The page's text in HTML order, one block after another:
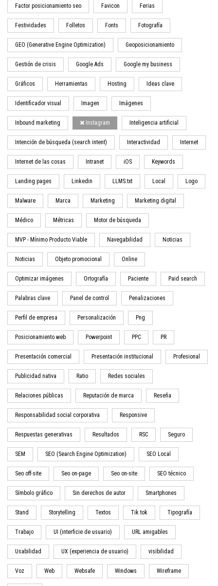
Factor posicionamiento seo Favicon Ferias
Festividades Folletos Fonts Fotografía
GEO (Generative Engine Optimization) Geoposicionamiento
Gestión de crisis Google Ads Google my business
Gráficos Herramientas Hosting Ideas clave
Identificador visual Imagen Imágenes
Inbound marketing Instagram Inteligencia artificial
Intención de búsqueda (search intent) Interactividad Internet
Internet de las cosas Intranet iOS Keywords
Landing pages Linkedin LLMS.txt Local Logo
Malware Marca Marketing Marketing digital
Médico Métricas Motor de búsqueda
MVP - Mínimo Producto Viable Navegabilidad Noticias
Noticias Objeto promocional Online
Optimizar imágenes Ortografía Paciente Paid search
Palabras clave Panel de control Penalizaciones
Perfil de empresa Personalización Png
Posicionamiento web Powerpoint PPC PR
Presentación comercial Presentación institucional Profesional
Publicidad nativa Ratio Redes sociales
Relaciones públicas Reputación de marca Reseña
Responsabilidad social corporativa Responsive
Respuestas generativas Resultados RSC Seguro
SEM SEO (Search Engine Optimization) SEO Local
Seo off-site Seo on-page Seo on-site SEO técnico
Símbolo gráfico Sin derechos de autor Smartphones
Stand Storytelling Textos Tik tok Tipografía
Trabajo UI (interficie de usuario) URL amigables
Usabilidad UX (experiencia de usuario) visibilidad
Voz Web Websafe Windows Wireframe